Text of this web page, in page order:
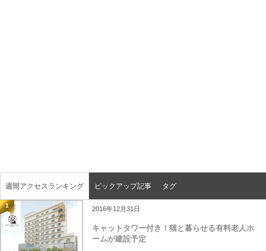
週間アクセスランキング ピックアップ記事 タグ
1 2016年12月31日
キャットタワー付き！猫と暮らせる有料老人ホ
ームが建設予定